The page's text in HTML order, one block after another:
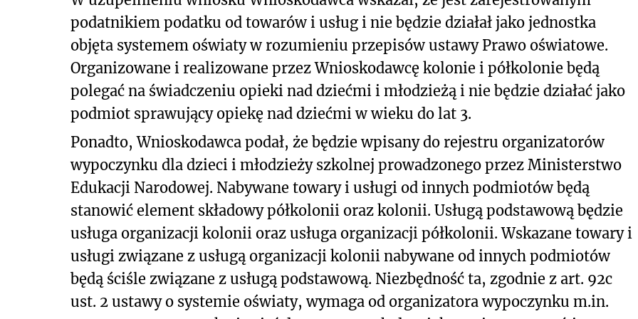
podatnikiem podatku od towarów i usług i nie będzie działał jako jednostka
objęta systemem oświaty w rozumieniu przepisów ustawy Prawo oświatowe.
Organizowane i realizowane przez Wnioskodawcę kolonie i półkolonie będą
polegać na świadczeniu opieki nad dziećmi i młodzieżą i nie będzie działać jako
podmiot sprawujący opiekę nad dziećmi w wieku do lat 3.
Ponadto, Wnioskodawca podał, że będzie wpisany do rejestru organizatorów
wypoczynku dla dzieci i młodzieży szkolnej prowadzonego przez Ministerstwo
Edukacji Narodowej. Nabywane towary i usługi od innych podmiotów będą
stanowić element składowy półkolonii oraz kolonii. Usługą podstawową będzie
usługa organizacji kolonii oraz usługa organizacji półkolonii. Wskazane towary i
usługi związane z usługą organizacji kolonii nabywane od innych podmiotów
będą ściśle związane z usługą podstawową. Niezbędność ta, zgodnie z art. 92c
ust. 2 ustawy o systemie oświaty, wymaga od organizatora wypoczynku m.in.